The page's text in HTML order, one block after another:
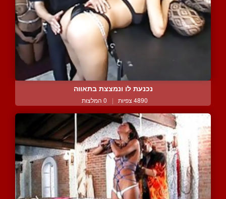
נכנעת לו ונמצצת בתאווה
4890 צפיות | 0 המלצות